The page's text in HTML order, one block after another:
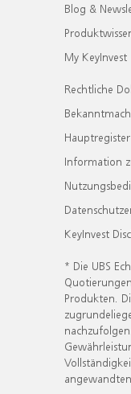
Blog &
My KeyInvest
Rechtliche
Hauptregister
Information
KeyInvest
* Die UBS
Produkten.